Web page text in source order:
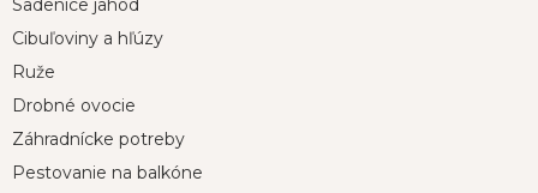
ä
Cibuľoviny a hľúzy
Ruže
Drobné ovocie
Záhradnícke potreby
Pestovanie na balkóne